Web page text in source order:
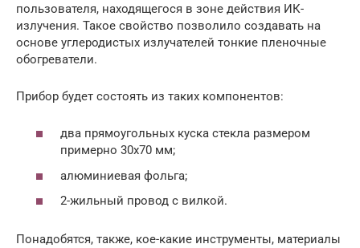
пользователя, находящегося в зоне действия ИК-
излучения. Такое свойство позволило создавать на
основе углеродистых излучателей тонкие пленочные
обогреватели.
Прибор будет состоять из таких компонентов:
два прямоугольных куска стекла размером
примерно 30х70 мм;
алюминиевая фольга;
2-жильный провод с вилкой.
Понадобятся, также, кое-какие инструменты, материалы